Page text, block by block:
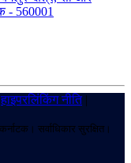
- 560001
हाइपरलिंकिंग नीति|
सर्वाधिकार सुरक्षित।